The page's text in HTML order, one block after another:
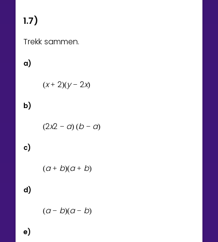
1.7)
Trekk sammen.
a)
(x + 2)(y − 2x)
b)
(2x2 − a) (b − a)
c)
(a + b)(a + b)
d)
(a − b)(a − b)
e)